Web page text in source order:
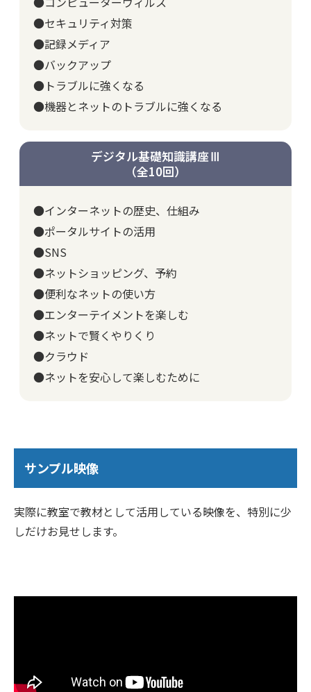
●セキュリティ対策
●記録メディア
●バックアップ
●トラブルに強くなる
●機器とネットのトラブルに強くなる
デジタル基礎知識講座Ⅲ
（全10回）
●インターネットの歴史、仕組み
●ポータルサイトの活用
●SNS
●ネットショッピング、予約
●便利なネットの使い方
●エンターテイメントを楽しむ
●ネットで賢くやりくり
●クラウド
●ネットを安心して楽しむために
サンプル映像
実際に教室で教材として活用している映像を、特別に少
しだけお見せします。